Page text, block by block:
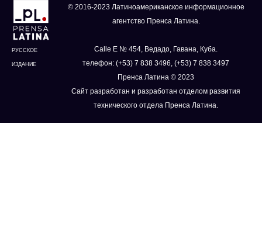
РУССКОЕ
ИЗДАНИЕ
© 2016-2023 Латиноамериканское информационное
агентство Пренса Латина.
Calle E № 454, Ведадо, Гавана, Куба.
телефон: (+53) 7 838 3496, (+53) 7 838 3497
Пренса Латина © 2023
Сайт разработан и разработан отделом развития
технического отдела Пренса Латина.